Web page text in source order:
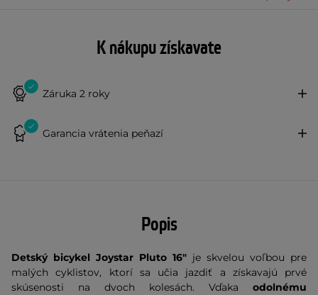
K nákupu získavate
Záruka 2 roky
Garancia vrátenia peňazí
Popis
Detský bicykel Joystar Pluto 16" je skvelou voľbou pre
malých cyklistov, ktorí sa učia jazdiť a získavajú prvé
skúsenosti na dvoch kolesách. Vďaka odolnému